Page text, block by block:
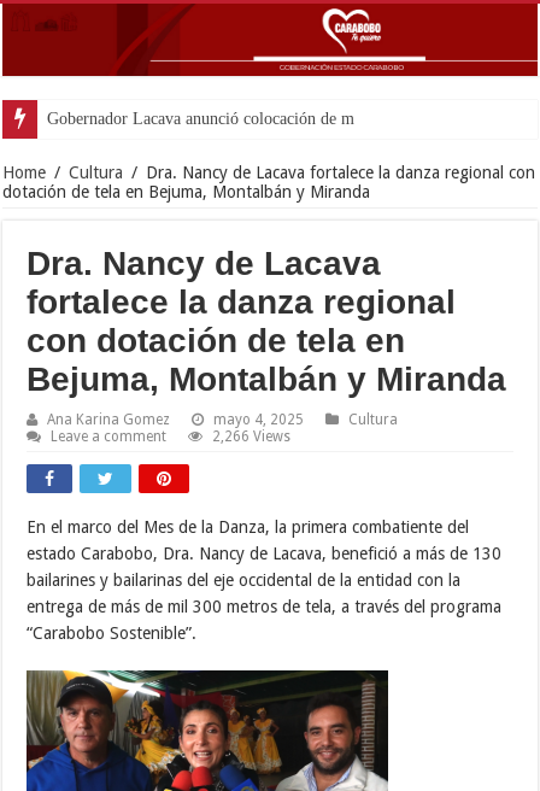
Gobernador Lacava anunció colocación de más de mil 500 tonel
Home / Cultura / Dra. Nancy de Lacava fortalece la danza regional con
dotación de tela en Bejuma, Montalbán y Miranda
Dra. Nancy de Lacava
fortalece la danza regional
con dotación de tela en
Bejuma, Montalbán y Miranda
Ana Karina Gomez mayo 4, 2025
Cultura
Leave a comment
2,266 Views
En el marco del Mes de la Danza, la primera combatiente del
estado Carabobo, Dra. Nancy de Lacava, benefició a más de 130
bailarines y bailarinas del eje occidental de la entidad con la
entrega de más de mil 300 metros de tela, a través del programa
“Carabobo Sostenible”.